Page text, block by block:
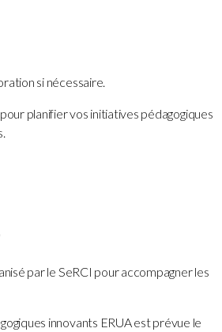
si nécessaire.
planifier vos initiatives pédagogiques
par le SeRCI pour accompagner les
innovants ERUA est prévue le